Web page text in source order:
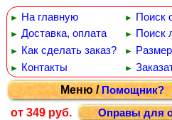
► На главную ► Поиск
► Доставка, оплата ► Поиск
► Как сделать заказ? ►
► Контакты ►
Меню /Помощник?
от 349 руб.
Оправы для